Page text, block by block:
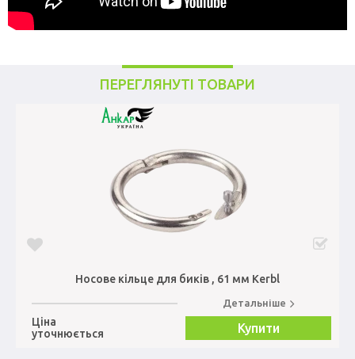
ПЕРЕГЛЯНУТІ ТОВАРИ
Носове кільце для биків , 61 мм Kerbl
Ціна
уточнюється
Детальніше
Купити